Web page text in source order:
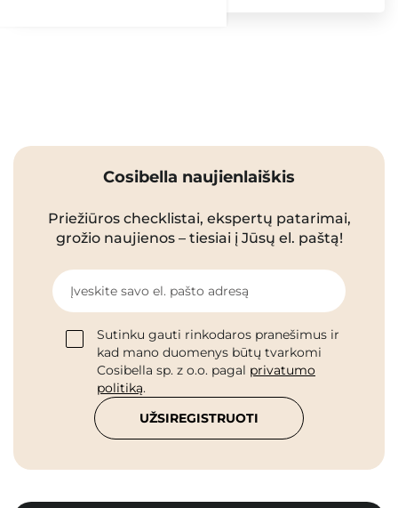
Cosibella naujienlaiškis
Priežiūros checklistai, ekspertų patarimai,
grožio naujienos – tiesiai į Jūsų el. paštą!
Įveskite savo el. pašto adresą
Sutinku gauti rinkodaros pranešimus ir
kad mano duomenys būtų tvarkomi
Cosibella sp. z o.o. pagal privatumo
politiką.
UŽSIREGISTRUOTI